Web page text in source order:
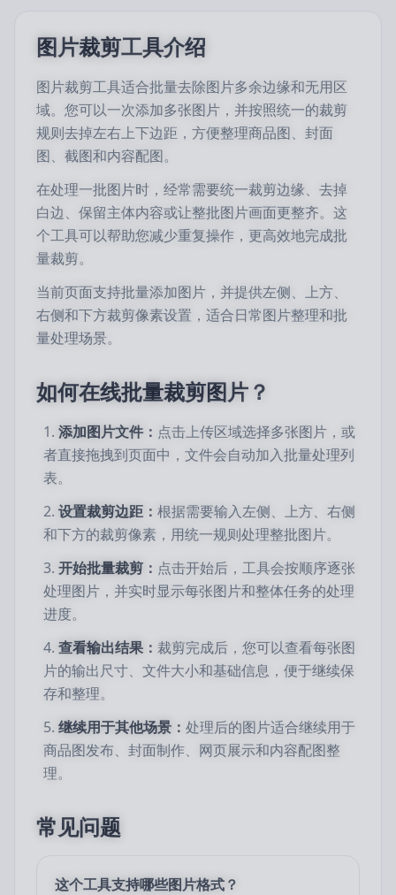
图片裁剪工具介绍
图片裁剪工具适合批量去除图片多余边缘和无用区
域。您可以一次添加多张图片，并按照统一的裁剪
规则去掉左右上下边距，方便整理商品图、封面
图、截图和内容配图。
在处理一批图片时，经常需要统一裁剪边缘、去掉
白边、保留主体内容或让整批图片画面更整齐。这
个工具可以帮助您减少重复操作，更高效地完成批
量裁剪。
当前页面支持批量添加图片，并提供左侧、上方、
右侧和下方裁剪像素设置，适合日常图片整理和批
量处理场景。
如何在线批量裁剪图片？
添加图片文件： 点击上传区域选择多张图片，或
者直接拖拽到页面中，文件会自动加入批量处理列
表。
设置裁剪边距： 根据需要输入左侧、上方、右侧
和下方的裁剪像素，用统一规则处理整批图片。
开始批量裁剪： 点击开始后，工具会按顺序逐张
处理图片，并实时显示每张图片和整体任务的处理
进度。
查看输出结果： 裁剪完成后，您可以查看每张图
片的输出尺寸、文件大小和基础信息，便于继续保
存和整理。
继续用于其他场景： 处理后的图片适合继续用于
商品图发布、封面制作、网页展示和内容配图整
理。
常见问题
这个工具支持哪些图片格式？